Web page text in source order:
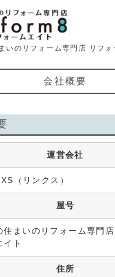
いのリフォーム専門店 リフォ
会社概要
運営会社
（リンクス）
屋号
住まいのリフォーム専門店
イト
住所